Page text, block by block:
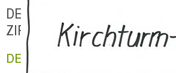
DER KIRCHTURMUHR
ZIFFERBLATT
DER KIRCHTURMUHR FEHLTE